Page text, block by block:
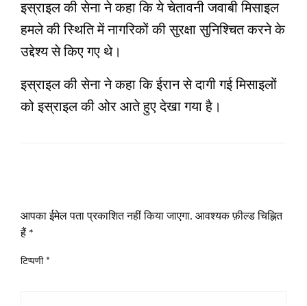
इस्राइल की सेना ने कहा कि ये चेतावनी जवाबी मिसाइल
हमले की स्थिति में नागरिकों की सुरक्षा सुनिश्चित करने के
उद्देश्य से किए गए थे।
इस्राइल की सेना ने कहा कि ईरान से दागी गई मिसाइलों
को इस्राइल की ओर आते हुए देखा गया है।
आपका ईमेल पता प्रकाशित नहीं किया जाएगा. आवश्यक फ़ील्ड चिह्नित
हैं *
टिप्पणी *